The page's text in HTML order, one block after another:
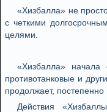
«Хизбалла» не
с четкими
целями.
«Хизбалла» начала
противотанковые и
продолжает,
Действия